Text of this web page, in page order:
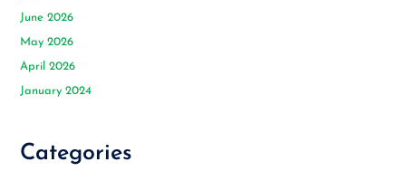
June 2026
May 2026
April 2026
January 2024
Categories